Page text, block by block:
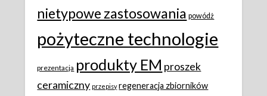
nietypowe zastosowania powódż
pożyteczne technologie
prezentacja produkty EM proszek
ceramiczny przepisy regeneracja zbiorników